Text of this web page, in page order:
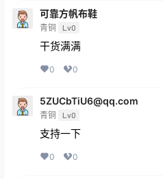
可靠方帆布鞋
青铜 Lv0
干货满满
0 0
5ZUCbTiU6@qq.com
青铜 Lv0
支持一下
0 0